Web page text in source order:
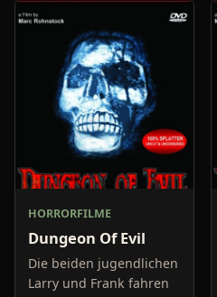
HORRORFILME
Dungeon Of Evil
Die beiden jugendlichen
Larry und Frank fahren